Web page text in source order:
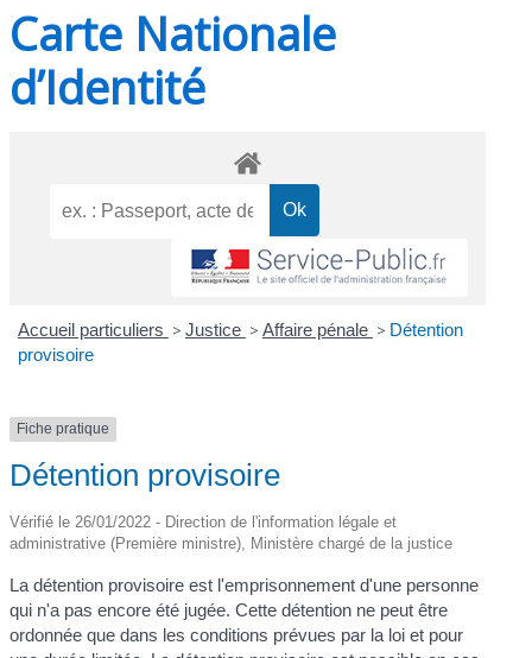
Carte Nationale
d’Identité
Accueil particuliers > Justice > Affaire pénale > Détention
provisoire
Fiche pratique
Détention provisoire
Vérifié le 26/01/2022 - Direction de l'information légale et
administrative (Première ministre), Ministère chargé de la justice
La détention provisoire est l'emprisonnement d'une personne
qui n'a pas encore été jugée. Cette détention ne peut être
ordonnée que dans les conditions prévues par la loi et pour